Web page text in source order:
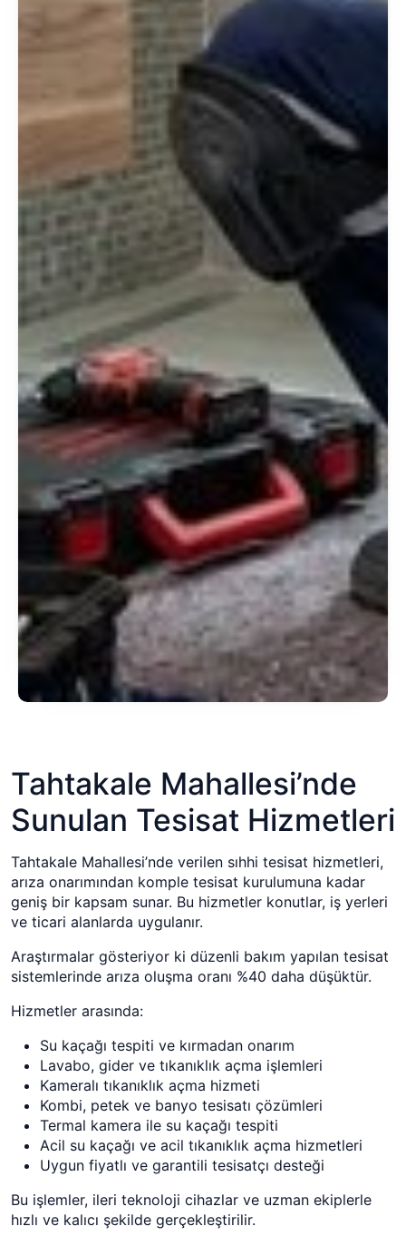
Tahtakale Mahallesi’nde
Sunulan Tesisat Hizmetleri
Tahtakale Mahallesi’nde verilen sıhhi tesisat hizmetleri,
arıza onarımından komple tesisat kurulumuna kadar
geniş bir kapsam sunar. Bu hizmetler konutlar, iş yerleri
ve ticari alanlarda uygulanır.
Araştırmalar gösteriyor ki düzenli bakım yapılan tesisat
sistemlerinde arıza oluşma oranı %40 daha düşüktür.
Hizmetler arasında:
Su kaçağı tespiti ve kırmadan onarım
Lavabo, gider ve tıkanıklık açma işlemleri
Kameralı tıkanıklık açma hizmeti
Kombi, petek ve banyo tesisatı çözümleri
Termal kamera ile su kaçağı tespiti
Acil su kaçağı ve acil tıkanıklık açma hizmetleri
Uygun fiyatlı ve garantili tesisatçı desteği
Bu işlemler, ileri teknoloji cihazlar ve uzman ekiplerle
hızlı ve kalıcı şekilde gerçekleştirilir.